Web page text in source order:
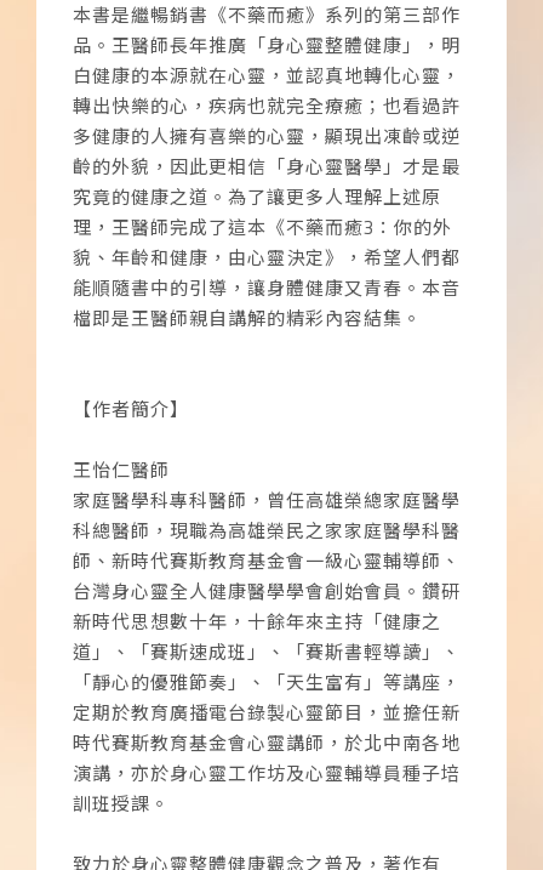
本書是繼暢銷書《不藥而癒》系列的第三部作
品。王醫師長年推廣「身心靈整體健康」，明
白健康的本源就在心靈，並認真地轉化心靈，
轉出快樂的心，疾病也就完全療癒；也看過許
多健康的人擁有喜樂的心靈，顯現出凍齡或逆
齡的外貌，因此更相信「身心靈醫學」才是最
究竟的健康之道。為了讓更多人理解上述原
理，王醫師完成了這本《不藥而癒3：你的外
貌、年齡和健康，由心靈決定》，希望人們都
能順隨書中的引導，讓身體健康又青春。本音
檔即是王醫師親自講解的精彩內容結集。
【作者簡介】
王怡仁醫師
家庭醫學科專科醫師，曾任高雄榮總家庭醫學
科總醫師，現職為高雄榮民之家家庭醫學科醫
師、新時代賽斯教育基金會一級心靈輔導師、
台灣身心靈全人健康醫學學會創始會員。鑽研
新時代思想數十年，十餘年來主持「健康之
道」、「賽斯速成班」、「賽斯書輕導讀」、
「靜心的優雅節奏」、「天生富有」等講座，
定期於教育廣播電台錄製心靈節目，並擔任新
時代賽斯教育基金會心靈講師，於北中南各地
演講，亦於身心靈工作坊及心靈輔導員種子培
訓班授課。